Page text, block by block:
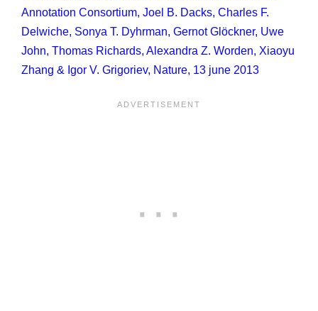
Annotation Consortium, Joel B. Dacks, Charles F.
Delwiche, Sonya T. Dyhrman, Gernot Glöckner, Uwe
John, Thomas Richards, Alexandra Z. Worden, Xiaoyu
Zhang & Igor V. Grigoriev, Nature, 13 june 2013